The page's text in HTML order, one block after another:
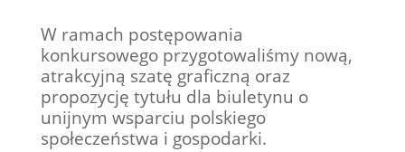
W ramach postępowania
konkursowego przygotowaliśmy nową,
atrakcyjną szatę graficzną oraz
propozycję tytułu dla biuletynu o
unijnym wsparciu polskiego
społeczeństwa i gospodarki.